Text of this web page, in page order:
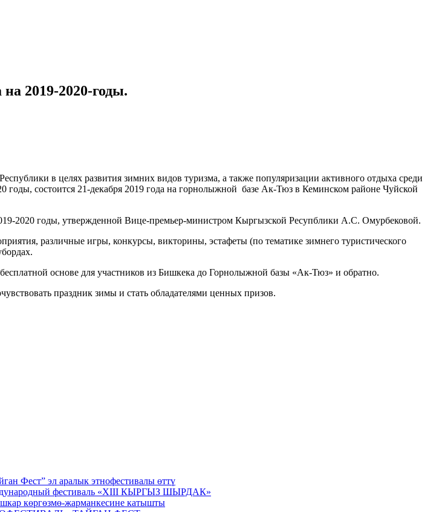
2019-2020-годы.
в целях развития зимних видов туризма, а также популяризации активного отдыха среди
годы, состоится 21-декабря 2019 года на горнолыжной базе Ак-Тюз в Кеминском районе Чуйской
2020 годы, утвержденной Вице-премьер-министром Кыргызской Ресупблики А.С. Омурбековой.
различные игры, конкурсы, викторины, эстафеты (по тематике зимнего туристического
основе для участников из Бишкека до Горнолыжной базы «Ак-Тюз» и обратно.
праздник зимы и стать обладателями ценных призов.
Фест” эл аралык этнофестивалы өттү
фестиваль «XIII КЫРГЫЗ ШЫРДАК»
көргөзмө-жарманкесине катышты